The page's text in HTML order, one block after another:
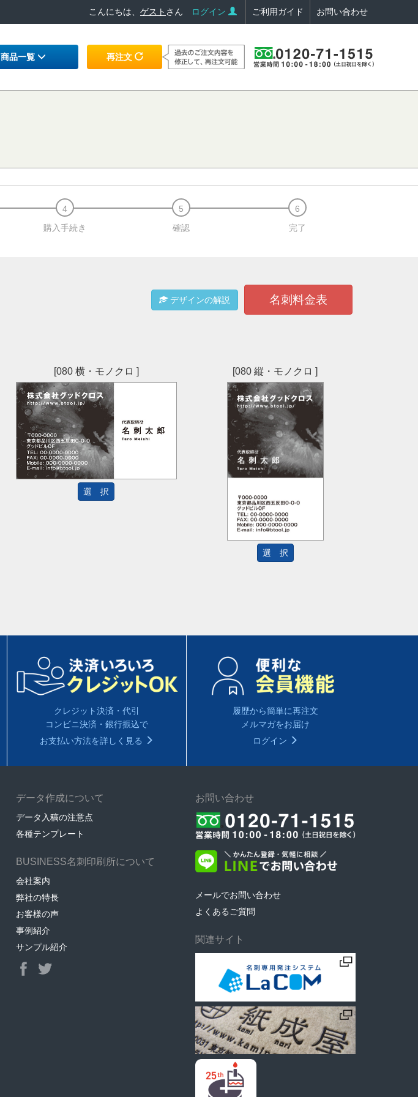
こんにちは、 ゲスト さん ログイン ご利用ガイド お問い合わせ
商品一覧 再注文
購入手続き 確認 完了
デザインの解説 名刺料金表
[080 横・モノクロ ]
選 択
[080 縦・モノクロ ]
選 択
クレジット決済・代引
コンビニ決済・銀行振込で
お支払い方法を詳しく見る
履歴から簡単に再注文
メルマガをお届け
ログイン
データ作成について
データ入稿の注意点
各種テンプレート
BUSINESS名刺印刷所について
会社案内
弊社の特長
お客様の声
事例紹介
サンプル紹介
お問い合わせ
メールでお問い合わせ
よくあるご質問
関連サイト